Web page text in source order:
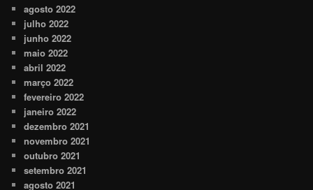
agosto 2022
julho 2022
junho 2022
maio 2022
abril 2022
março 2022
fevereiro 2022
janeiro 2022
dezembro 2021
novembro 2021
outubro 2021
setembro 2021
agosto 2021